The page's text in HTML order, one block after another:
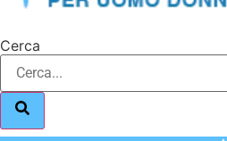
Cerca